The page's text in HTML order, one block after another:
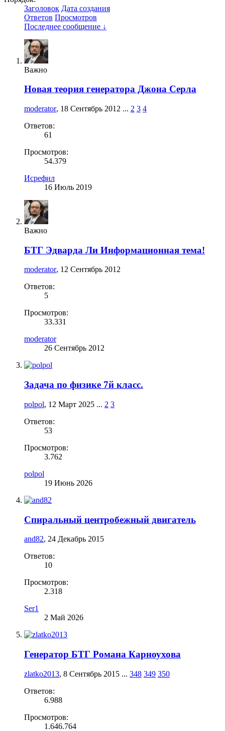
Заголовок Дата создания
Ответов Просмотров
Последнее сообщение ↓
Важно
Новая теория генератора Джона Серла
moderator, 18 Сентябрь 2012 ... 2 3 4
Ответов:
61
Просмотров:
54.379
Исрефил
16 Июль 2019
Важно
БТГ Эдварда Ли Информационная тема!
moderator, 12 Сентябрь 2012
Ответов:
5
Просмотров:
33.331
moderator
26 Сентябрь 2012
Задача по физике 7й класс.
polpol, 12 Март 2025 ... 2 3
Ответов:
53
Просмотров:
3.762
polpol
19 Июнь 2026
Спиральный центробежный двигатель
and82, 24 Декабрь 2015
Ответов:
10
Просмотров:
2.318
Ser1
2 Май 2026
Генератор БТГ Романа Карноухова
zlatko2013, 8 Сентябрь 2015 ... 348 349 350
Ответов:
6.988
Просмотров:
1.646.764